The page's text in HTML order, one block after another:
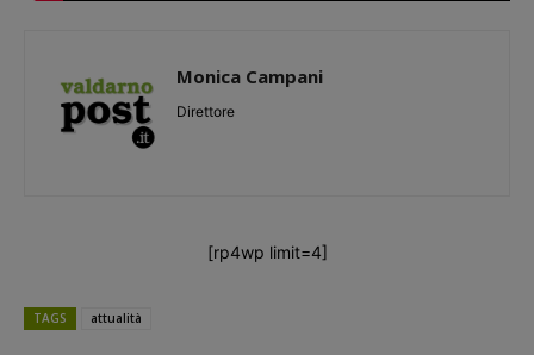
Monica Campani
Direttore
[rp4wp limit=4]
TAGS attualità